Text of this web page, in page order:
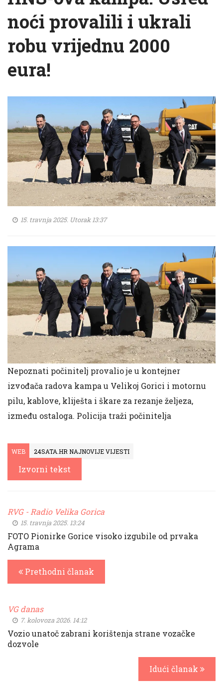
noći provalili i ukrali
robu vrijednu 2000
eura!
15. travnja 2025. Utorak 13:37
Nepoznati počinitelj provalio je u kontejner
izvođača radova kampa u Velikoj Gorici i motornu
pilu, kablove, kliješta i škare za rezanje željeza,
između ostaloga. Policija traži počinitelja
WEB 24SATA.HR NAJNOVIJE VIJESTI
Izvorni tekst
RVG - Radio Velika Gorica
15. travnja 2025. 13:24
FOTO Pionirke Gorice visoko izgubile od prvaka
Agrama
Prethodni članak
VG danas
7. kolovoza 2026. 14:12
Vozio unatoč zabrani korištenja strane vozačke
dozvole
Idući članak